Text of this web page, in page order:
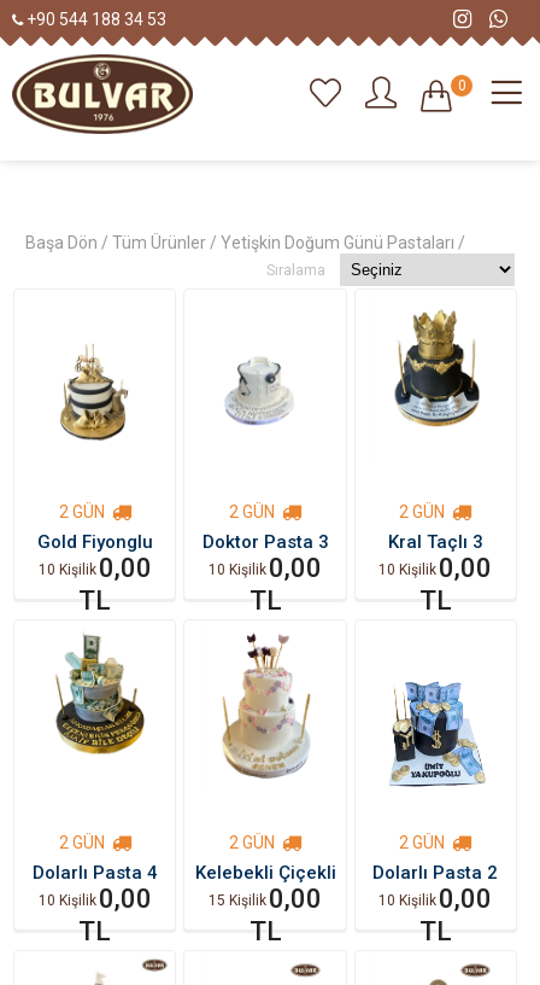
+90 544 188 34 53
0
Başa Dön /Tüm Ürünler /Yetişkin Doğum Günü Pastaları /
Sıralama
2 GÜN
Gold Fiyonglu
10 Kişilik 0,00
TL
2 GÜN
Doktor Pasta 3
10 Kişilik 0,00
TL
2 GÜN
Kral Taçlı 3
10 Kişilik 0,00
TL
2 GÜN
Dolarlı Pasta 4
10 Kişilik 0,00
TL
2 GÜN
Kelebekli Çiçekli
pasta
15 Kişilik 0,00
TL
2 GÜN
Dolarlı Pasta 2
10 Kişilik 0,00
TL